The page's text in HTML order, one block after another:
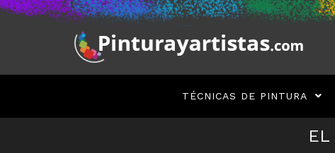
Saltar
TÉCNICAS DE PINTURA